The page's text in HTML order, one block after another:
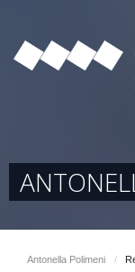
Antonella Polimeni /